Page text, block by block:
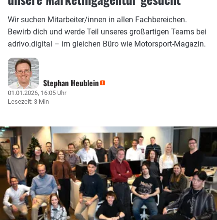
Wir suchen Mitarbeiter/innen in allen Fachbereichen.
Bewirb dich und werde Teil unseres großartigen Teams bei
adrivo.digital – im gleichen Büro wie Motorsport-Magazin.
Stephan Heublein
01.01.2026, 16:05 Uhr
Lesezeit: 3 Min